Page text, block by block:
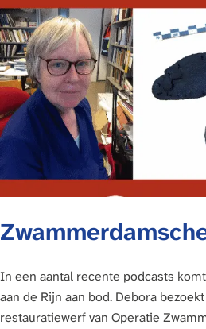
In een aantal recente podcasts
aan de Rijn aan bod. Debora
restauratiewerf van Operatie